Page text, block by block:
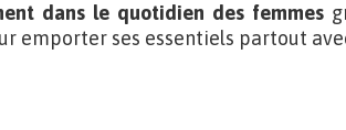
dans le quotidien des femmes
emporter ses essentiels partout